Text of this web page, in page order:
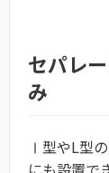
セパレ
み
Ⅰ型やL型